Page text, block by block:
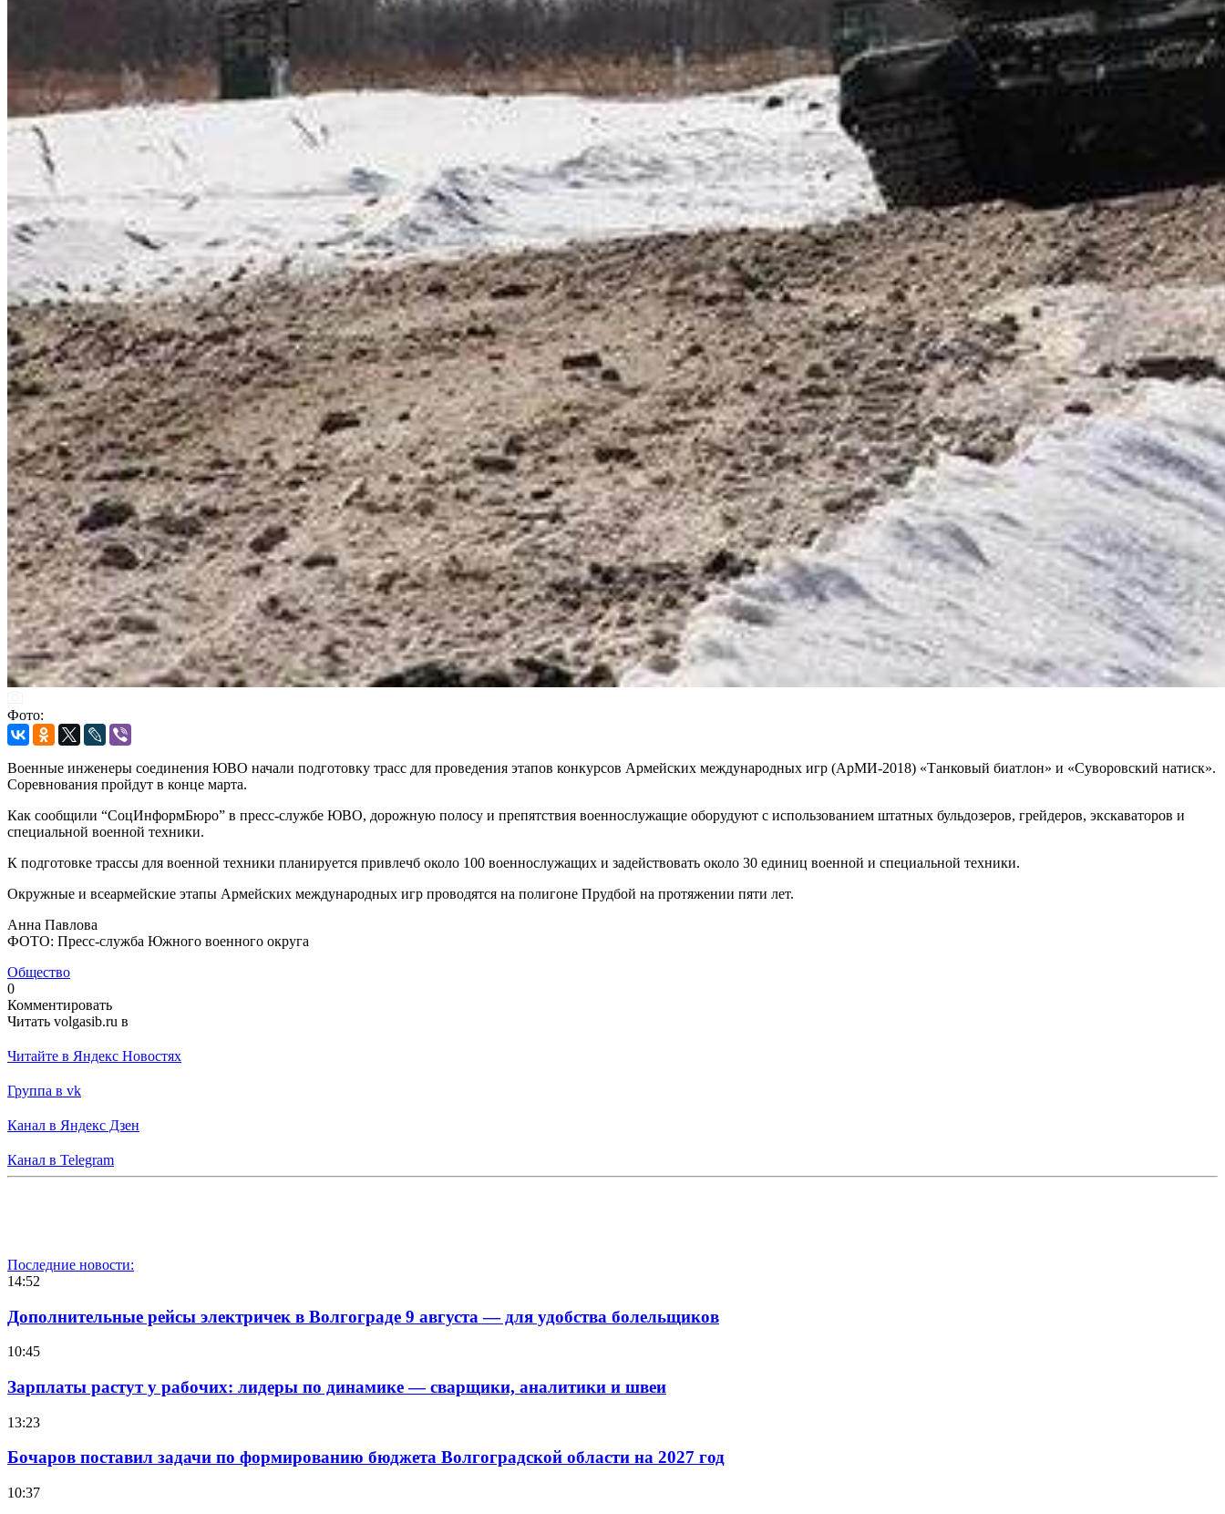
Фото:
Военные инженеры соединения ЮВО начали подготовку трасс для проведения этапов конкурсов Армейских международных игр (АрМИ-2018) «Танковый биатлон» и «Суворовский натиск».
Соревнования пройдут в конце марта.
Как сообщили “СоцИнформБюро” в пресс-службе ЮВО, дорожную полосу и препятствия военнослужащие оборудуют с использованием штатных бульдозеров, грейдеров, экскаваторов и
специальной военной техники.
К подготовке трассы для военной техники планируется привлечб около 100 военнослужащих и задействовать около 30 единиц военной и специальной техники.
Окружные и всеармейские этапы Армейских международных игр проводятся на полигоне Прудбой на протяжении пяти лет.
Анна Павлова
ФОТО: Пресс-служба Южного военного округа
Общество
0
Комментировать
Читать volgasib.ru в
Читайте в Яндекс Новостях
Группа в vk
Канал в Яндекс Дзен
Канал в Telegram
Последние новости:
14:52
Дополнительные рейсы электричек в Волгограде 9 августа — для удобства болельщиков
10:45
Зарплаты растут у рабочих: лидеры по динамике — сварщики, аналитики и швеи
13:23
Бочаров поставил задачи по формированию бюджета Волгоградской области на 2027 год
10:37